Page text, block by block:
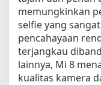
memungkinkan
selfie yang
pencahayaan
terjangkau
lainnya, Mi 8
kualitas kamera